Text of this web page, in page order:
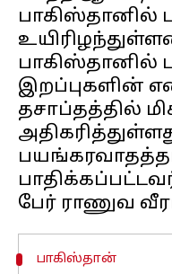
பாகிஸ்தானில்
பாகிஸ்தானில்
இறப்புகளின்
தசாப்தத்தில்
பாகிஸ்தான்